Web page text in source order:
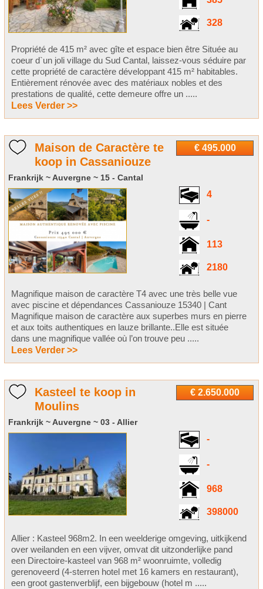
328
Propriété de 415 m² avec gîte et espace bien être Située au
coeur d`un joli village du Sud Cantal, laissez-vous séduire par
cette propriété de caractère développant 415 m² habitables.
Entièrement rénovée avec des matériaux nobles et des
prestations de qualité, cette demeure offre un .....
Lees Verder >>
€ 495.000
Maison de Caractère te
koop in Cassaniouze
Frankrijk ~ Auvergne ~ 15 - Cantal
4
-
113
2180
Magnifique maison de caractère T4 avec une très belle vue
avec piscine et dépendances Cassaniouze 15340 | Cant
Magnifique maison de caractère aux superbes murs en pierre
et aux toits authentiques en lauze brillante..Elle est située
dans une magnifique vallée où l’on trouve peu .....
Lees Verder >>
€ 2.650.000
Kasteel te koop in
Moulins
Frankrijk ~ Auvergne ~ 03 - Allier
-
-
968
398000
Allier : Kasteel 968m2. In een weelderige omgeving, uitkijkend
over weilanden en een vijver, omvat dit uitzonderlijke pand
een Directoire-kasteel van 968 m² woonruimte, volledig
gerenoveerd (4-sterren hotel met 16 kamers en restaurant),
een groot gastenverblijf, een bijgebouw (hotel m .....